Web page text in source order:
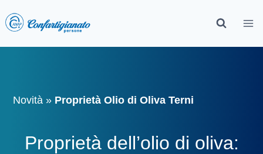
Novità » Proprietà Olio di Oliva Terni
Proprietà dell’olio di oliva: